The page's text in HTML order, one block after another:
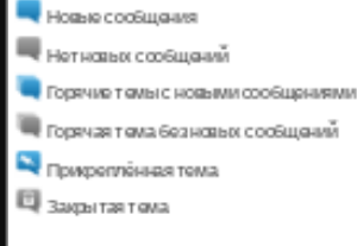
Новые сообщения
Нет новых сообщений
Горячие темы с новыми сообщениями
Горячая тема без новых сообщений
Прикреплённая тема
Закрытая тема